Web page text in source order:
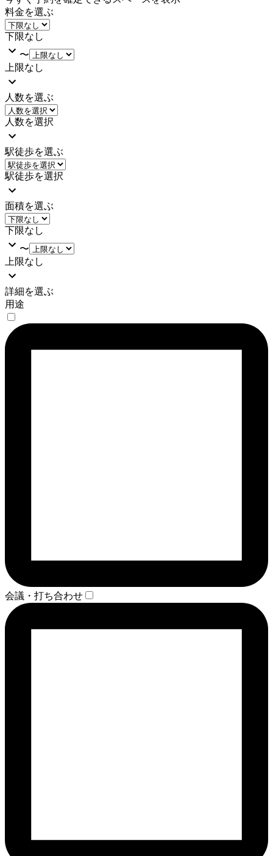
料金を選ぶ
下限なし
〜
上限なし
人数を選ぶ
人数を選択
駅徒歩を選ぶ
駅徒歩を選択
面積を選ぶ
下限なし
〜
上限なし
詳細を選ぶ
用途
会議・打ち合わせ